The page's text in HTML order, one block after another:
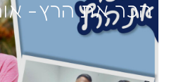
הכר את הרץ-